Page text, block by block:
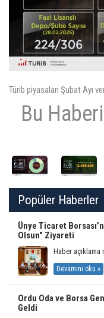
KVKK
GALERI
İLETIŞIM
Türib piyasaları Şubat Ayı
Bu
Popüler Haberler
Ünye Ticaret
Olsun" Ziyareti
Haber açıklama
Devamını oku »
Ordu Oda ve Borsa
Geldi